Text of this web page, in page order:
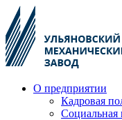
О предприятии
Кадровая
Социальная